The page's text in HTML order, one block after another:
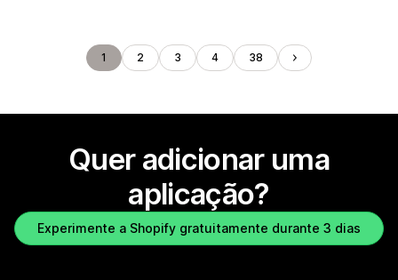
1 2 3 4 38
Quer adicionar uma
aplicação?
Experimente a Shopify gratuitamente durante 3 dias